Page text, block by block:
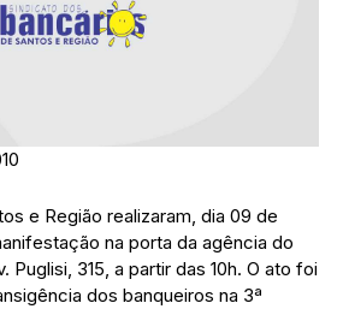
e Região realizaram, dia 09 de
na porta da agência do
Puglisi, 315, a partir das 10h. O ato foi
dos banqueiros na 3ª